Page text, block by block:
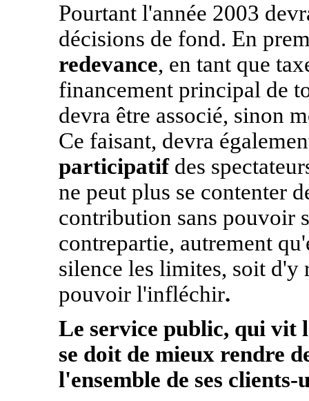
Pourtant l'année 2003
décisions de fond. En
redevance, en tant que
financement principal de
devra être associé, sinon
Ce faisant, devra
participatifdes
ne peut plus se contenter
contribution sans pouvoir
contrepartie, autrement
silence les limites, soit d'y
pouvoir l'infléchir.
Le service public, qui vit
se doit de mieux rendre
l'ensemble de ses clients-